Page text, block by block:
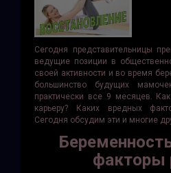
Сегодня представительницы
ведущие позиции в
своей активности и во время
большинство будущих
практически все 9 месяцев.
карьеру? Каких вредных
Сегодня обсудим эти и многие
факторы